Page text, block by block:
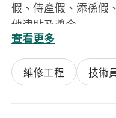
假、侍產假、添孫假
他津貼及獎金
有意應徵者，歡迎親
面試地點 : 大埔工業
查看更多
維修工程 技術